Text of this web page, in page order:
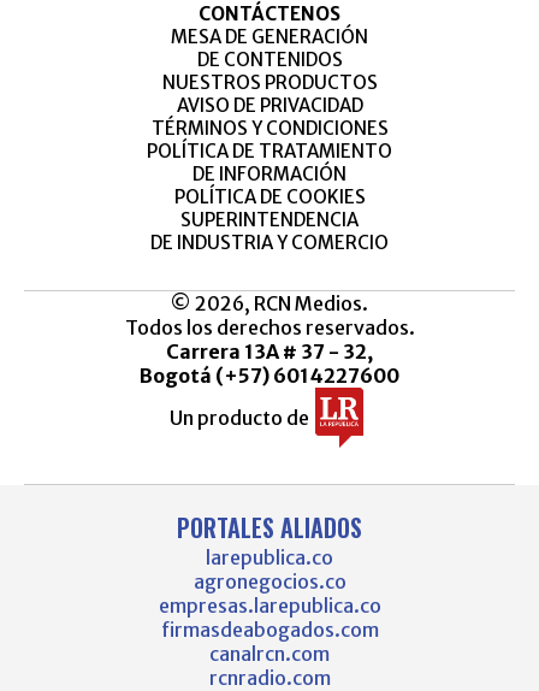
CONTÁCTENOS
MESA DE GENERACIÓN
DE CONTENIDOS
NUESTROS PRODUCTOS
AVISO DE PRIVACIDAD
TÉRMINOS Y CONDICIONES
POLÍTICA DE TRATAMIENTO
DE INFORMACIÓN
POLÍTICA DE COOKIES
SUPERINTENDENCIA
DE INDUSTRIA Y COMERCIO
© 2026, RCN Medios.
Todos los derechos reservados.
Carrera 13A # 37 - 32,
Bogotá (+57) 6014227600
Un producto de
PORTALES ALIADOS
larepublica.co
agronegocios.co
empresas.larepublica.co
firmasdeabogados.com
canalrcn.com
rcnradio.com